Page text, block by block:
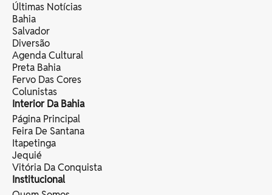
Últimas Notícias
Bahia
Salvador
Diversão
Agenda Cultural
Preta Bahia
Fervo Das Cores
Colunistas
Interior Da Bahia
Página Principal
Feira De Santana
Itapetinga
Jequié
Vitória Da Conquista
Institucional